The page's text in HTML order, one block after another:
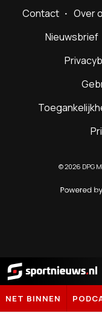
Contact Over
Nieuwsbrief
©2026 DPG
Sportnieuws.nl
NET BINNEN